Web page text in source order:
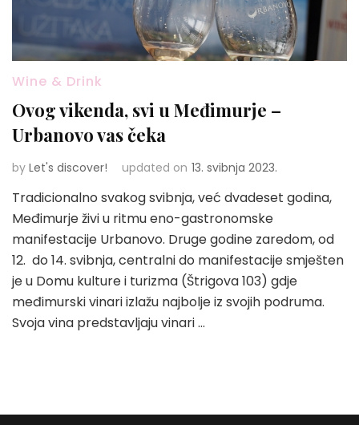
Wine & Drink
Ovog vikenda, svi u Međimurje –
Urbanovo vas čeka
by Let's discover! updated on 13. svibnja 2023.
Tradicionalno svakog svibnja, već dvadeset godina,
Međimurje živi u ritmu eno-gastronomske
manifestacije Urbanovo. Druge godine zaredom, od
12. do 14. svibnja, centralni do manifestacije smješten
je u Domu kulture i turizma (Štrigova 103) gdje
međimurski vinari izlažu najbolje iz svojih podruma.
Svoja vina predstavljaju vinari …